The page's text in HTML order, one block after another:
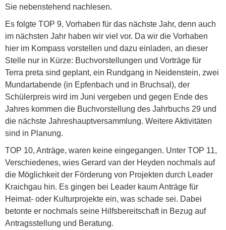
Sie nebenstehend nachlesen.
Es folgte TOP 9, Vorhaben für das nächste Jahr, denn auch
im nächsten Jahr haben wir viel vor. Da wir die Vorhaben
hier im Kompass vorstellen und dazu einladen, an dieser
Stelle nur in Kürze: Buchvorstellungen und Vorträge für
Terra preta sind geplant, ein Rundgang in Neidenstein, zwei
Mundartabende (in Epfenbach und in Bruchsal), der
Schülerpreis wird im Juni vergeben und gegen Ende des
Jahres kommen die Buchvorstellung des Jahrbuchs 29 und
die nächste Jahreshauptversammlung. Weitere Aktivitäten
sind in Planung.
TOP 10, Anträge, waren keine eingegangen. Unter TOP 11,
Verschiedenes, wies Gerard van der Heyden nochmals auf
die Möglichkeit der Förderung von Projekten durch Leader
Kraichgau hin. Es gingen bei Leader kaum Anträge für
Heimat- oder Kulturprojekte ein, was schade sei. Dabei
betonte er nochmals seine Hilfsbereitschaft in Bezug auf
Antragsstellung und Beratung.